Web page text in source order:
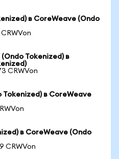
в CoreWeave (Ondo
Tokenized) в
CRWVon
в CoreWeave
в CoreWeave (Ondo
CRWVon